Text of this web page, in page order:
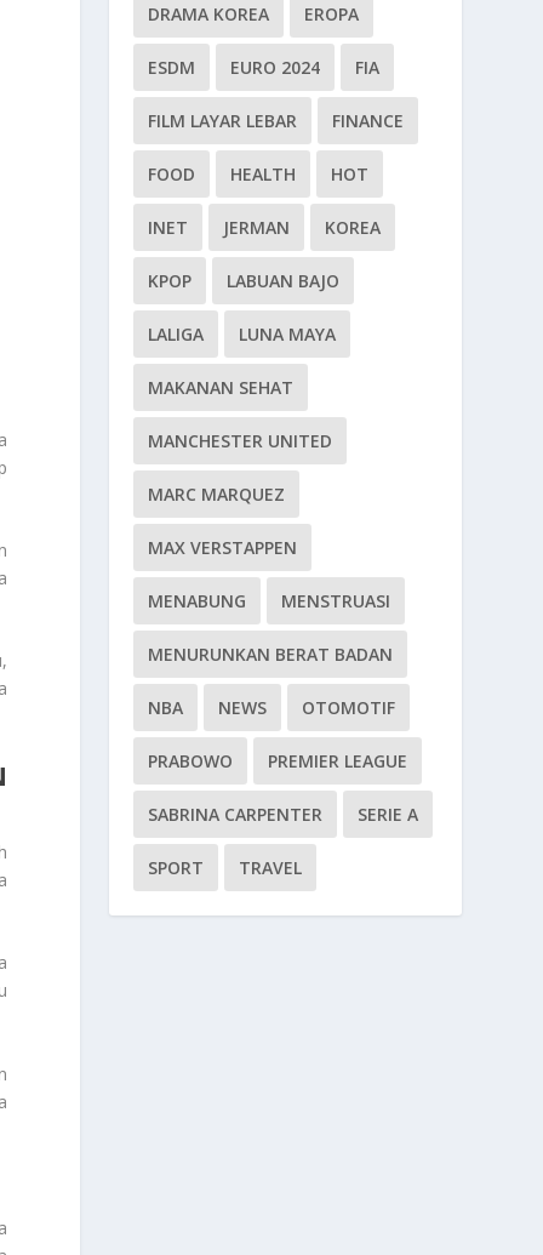
DRAMA KOREA EROPA
ESDM EURO 2024 FIA
FILM LAYAR LEBAR FINANCE
FOOD HEALTH HOT
INET JERMAN KOREA
KPOP LABUAN BAJO
LALIGA LUNA MAYA
MAKANAN SEHAT
MANCHESTER UNITED
MARC MARQUEZ
MAX VERSTAPPEN
MENABUNG MENSTRUASI
MENURUNKAN BERAT BADAN
NBA NEWS OTOMOTIF
PRABOWO PREMIER LEAGUE
SABRINA CARPENTER SERIE A
SPORT TRAVEL